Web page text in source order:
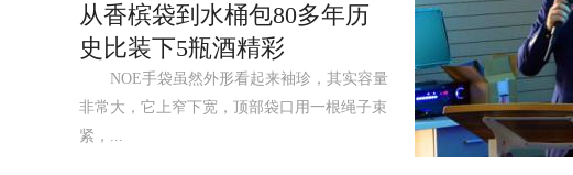
从香槟袋到水桶包80多年历
史比装下5瓶酒精彩
NOE手袋虽然外形看起来袖珍，其实容量
非常大，它上窄下宽，顶部袋口用一根绳子束
紧，...